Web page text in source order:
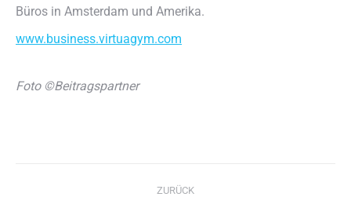
Büros in Amsterdam und Amerika.
www.business.virtuagym.com
Foto ©Beitragspartner
Kommentarnavigation
ZURÜCK